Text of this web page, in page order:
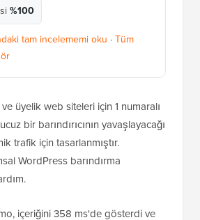
%100
tam incelememi oku ·Tüm
üyelik web siteleri için 1 numaralı
bir barındırıcının yavaşlayacağı
trafik için tasarlanmıştır.
WordPress barındırma
içeriğini 358 ms'de gösterdi ve